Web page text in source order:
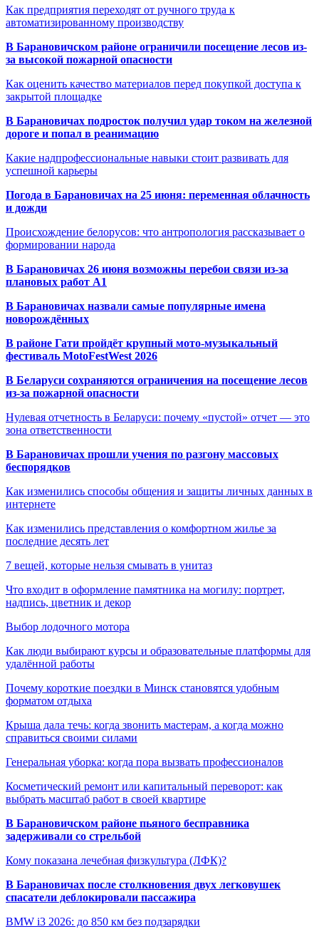
Как предприятия переходят от ручного труда к
автоматизированному производству
В Барановичском районе ограничили посещение лесов из-
за высокой пожарной опасности
Как оценить качество материалов перед покупкой доступа к
закрытой площадке
В Барановичах подросток получил удар током на железной
дороге и попал в реанимацию
Какие надпрофессиональные навыки стоит развивать для
успешной карьеры
Погода в Барановичах на 25 июня: переменная облачность
и дожди
Происхождение белорусов: что антропология рассказывает о
формировании народа
В Барановичах 26 июня возможны перебои связи из-за
плановых работ A1
В Барановичах назвали самые популярные имена
новорождённых
В районе Гати пройдёт крупный мото-музыкальный
фестиваль MotoFestWest 2026
В Беларуси сохраняются ограничения на посещение лесов
из-за пожарной опасности
Нулевая отчетность в Беларуси: почему «пустой» отчет — это
зона ответственности
В Барановичах прошли учения по разгону массовых
беспорядков
Как изменились способы общения и защиты личных данных в
интернете
Как изменились представления о комфортном жилье за
последние десять лет
7 вещей, которые нельзя смывать в унитаз
Что входит в оформление памятника на могилу: портрет,
надпись, цветник и декор
Выбор лодочного мотора
Как люди выбирают курсы и образовательные платформы для
удалённой работы
Почему короткие поездки в Минск становятся удобным
форматом отдыха
Крыша дала течь: когда звонить мастерам, а когда можно
справиться своими силами
Генеральная уборка: когда пора вызвать профессионалов
Косметический ремонт или капитальный переворот: как
выбрать масштаб работ в своей квартире
В Барановичском районе пьяного бесправника
задерживали со стрельбой
Кому показана лечебная физкультура (ЛФК)?
В Барановичах после столкновения двух легковушек
спасатели деблокировали пассажира
BMW i3 2026: до 850 км без подзарядки